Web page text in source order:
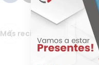
Más reciente